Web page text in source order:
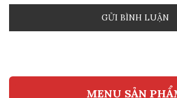
MENU SẢN